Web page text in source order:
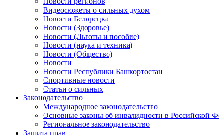
Видеосюжеты о сильных духом
Новости Белорецка
Новости (Здоровье)
Новости (Льготы и пособие)
Новости (наука и техника)
Новости (Общество)
Новости
Новости Республики Башкортостан
Спортивные новости
Статьи о сильных
Законодательство
Международное законодательство
Основные законы об инвалидности в Российской
Региональное законодательство
Защита прав